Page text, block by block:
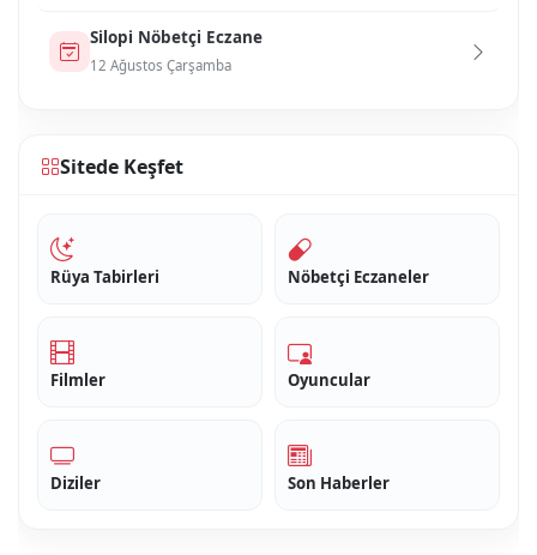
Si̇lopi̇ Nöbetçi Eczane
12 Ağustos Çarşamba
Sitede Keşfet
Rüya Tabirleri Nöbetçi Eczaneler
Filmler Oyuncular
Diziler Son Haberler